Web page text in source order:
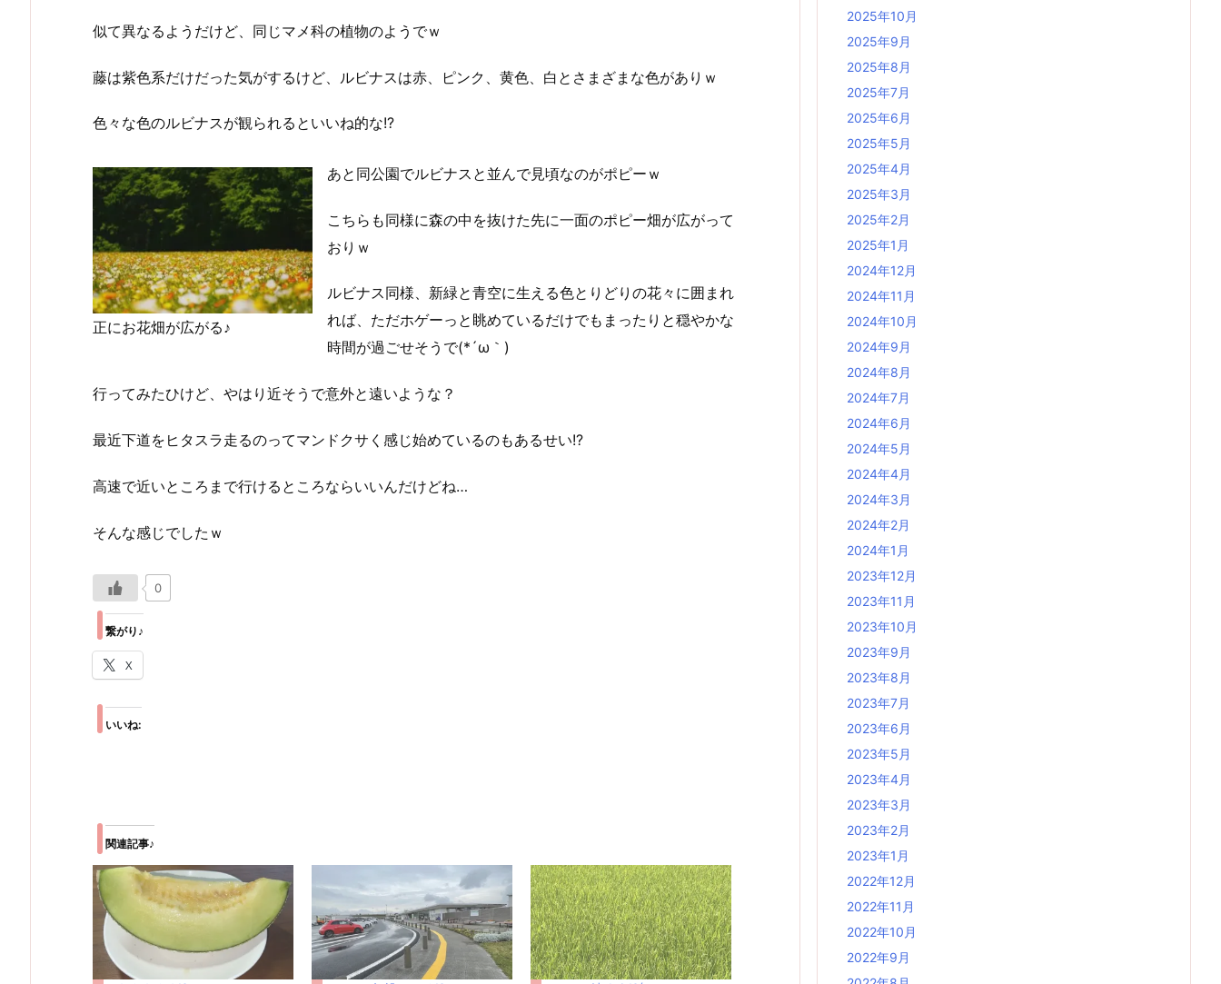
似て異なるようだけど、同じマメ科の植物のようでｗ
藤は紫色系だけだった気がするけど、ルビナスは赤、ピンク、黄色、白とさまざまな色がありｗ
色々な色のルビナスが観られるといいね的な!?
正にお花畑が広がる♪
あと同公園でルビナスと並んで見頃なのがポピーｗ
こちらも同様に森の中を抜けた先に一面のポピー畑が広がって
おりｗ
ルビナス同様、新緑と青空に生える色とりどりの花々に囲まれ
れば、ただホゲーっと眺めているだけでもまったりと穏やかな
時間が過ごせそうで(*´ω｀)
行ってみたひけど、やはり近そうで意外と遠いような？
最近下道をヒタスラ走るのってマンドクサく感じ始めているのもあるせい!?
高速で近いところまで行けるところならいいんだけどね…
そんな感じでしたｗ
0
繋がり♪
X
いいね:
関連記事♪
2025年10月
2025年9月
2025年8月
2025年7月
2025年6月
2025年5月
2025年4月
2025年3月
2025年2月
2025年1月
2024年12月
2024年11月
2024年10月
2024年9月
2024年8月
2024年7月
2024年6月
2024年5月
2024年4月
2024年3月
2024年2月
2024年1月
2023年12月
2023年11月
2023年10月
2023年9月
2023年8月
2023年7月
2023年6月
2023年5月
2023年4月
2023年3月
2023年2月
2023年1月
2022年12月
2022年11月
2022年10月
2022年9月